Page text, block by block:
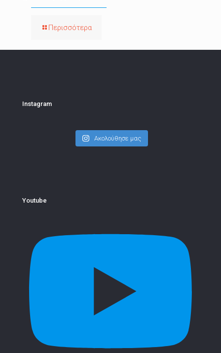
Περισσότερα
Instagram
Ακολούθησε μας
Youtube